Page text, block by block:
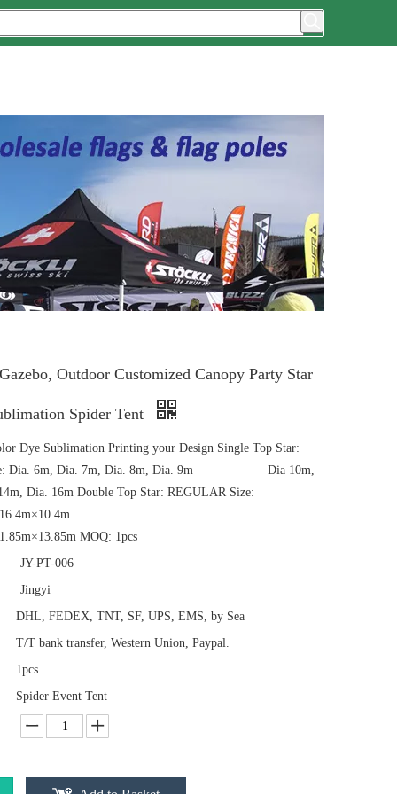
Outdoor Customized Canopy Party Star
Spider Tent
Dye Sublimation Printing your Design Single Top Star:
Dia. 6m, Dia. 7m, Dia. 8m, Dia. 9m Dia 10m,
Dia. 16m Double Top Star: REGULAR Size:
MOQ: 1pcs
JY-PT-006
Jingyi
DHL, FEDEX, TNT, SF, UPS, EMS, by Sea
T/T bank transfer, Western Union, Paypal.
1pcs
Spider Event Tent